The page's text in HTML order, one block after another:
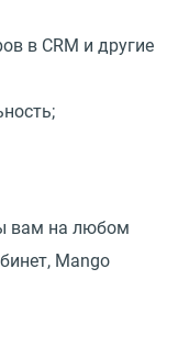
в CRM и другие
вам на любом
Mango